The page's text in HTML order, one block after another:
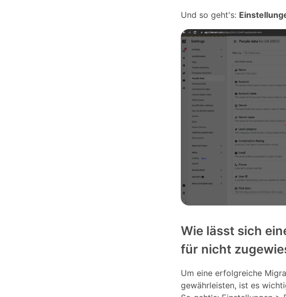
Und so geht's:
Wie lässt sich
für nicht
Um eine erfolgreiche
gewährleisten, ist es